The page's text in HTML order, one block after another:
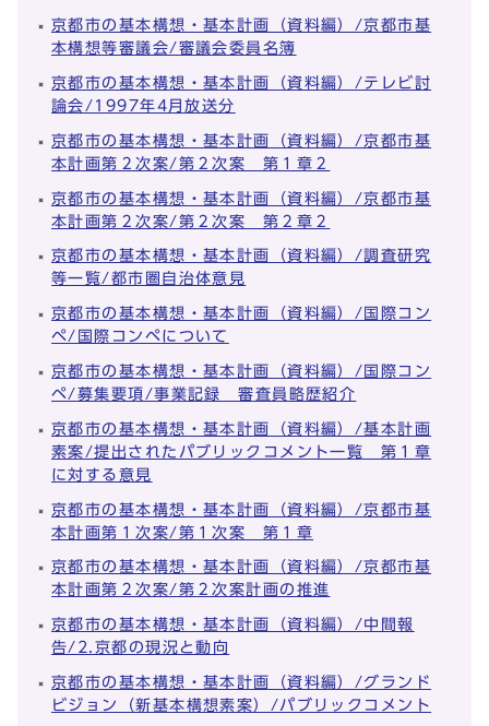
京都市の基本構想・基本計画（資料編）/京都市基
本構想等審議会/審議会委員名簿
京都市の基本構想・基本計画（資料編）/テレビ討
論会/1997年4月放送分
京都市の基本構想・基本計画（資料編）/京都市基
本計画第２次案/第２次案 第１章２
京都市の基本構想・基本計画（資料編）/京都市基
本計画第２次案/第２次案 第２章２
京都市の基本構想・基本計画（資料編）/調査研究
等一覧/都市圏自治体意見
京都市の基本構想・基本計画（資料編）/国際コン
ペ/国際コンペについて
京都市の基本構想・基本計画（資料編）/国際コン
ペ/募集要項/事業記録 審査員略歴紹介
京都市の基本構想・基本計画（資料編）/基本計画
素案/提出されたパブリックコメント一覧 第１章
に対する意見
京都市の基本構想・基本計画（資料編）/京都市基
本計画第１次案/第１次案 第１章
京都市の基本構想・基本計画（資料編）/京都市基
本計画第２次案/第２次案計画の推進
京都市の基本構想・基本計画（資料編）/中間報
告/2.京都の現況と動向
京都市の基本構想・基本計画（資料編）/グランド
ビジョン（新基本構想素案）/パブリックコメント